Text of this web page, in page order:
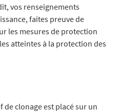
vos renseignements
faites preuve de
les mesures de protection
atteintes à la protection des
de clonage est placé sur un